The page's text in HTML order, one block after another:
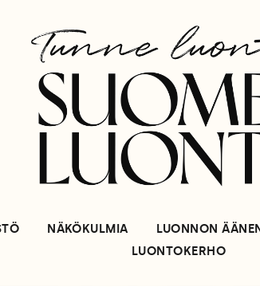
NÄKÖKULMIA LUONNON
LUONTOKERHO